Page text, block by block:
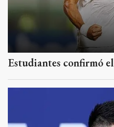
Estudiantes confirmó